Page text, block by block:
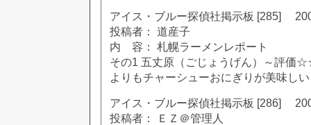
アイス・ブルー探偵社掲示板 [285]
投稿者： 道産子
内 容： 札幌ラーメンレポート
その1 五丈原（ごじょうげん）～評価
よりもチャーシューおにぎりが美味し
アイス・ブルー探偵社掲示板 [286]
投稿者： ＥＺ＠管理人